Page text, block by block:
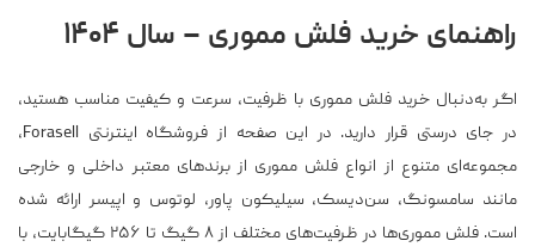
راهنمای خرید فلش مموری – سال ۱۴۰۴
اگر به‌دنبال خرید فلش مموری با ظرفیت، سرعت و کیفیت مناسب هستید،
در جای درستی قرار دارید. در این صفحه از فروشگاه اینترنتی Forasell،
مجموعه‌ای متنوع از انواع فلش مموری از برندهای معتبر داخلی و خارجی
مانند سامسونگ، سن‌دیسک، سیلیکون پاور، لوتوس و اپیسر ارائه شده
است. فلش مموری‌ها در ظرفیت‌های مختلف از ۸ گیگ تا ۲۵۶ گیگابایت، با